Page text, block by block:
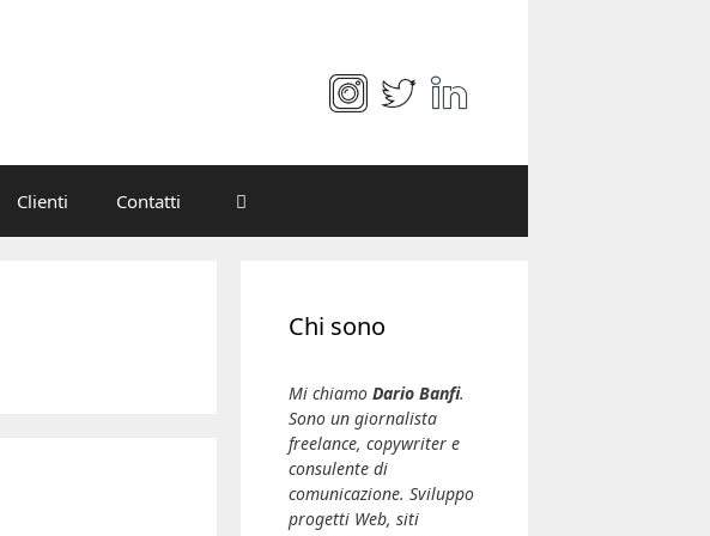
Clienti Contatti
Chi sono
Mi chiamo Dario Banfi.
Sono un giornalista
freelance, copywriter e
consulente di
comunicazione. Sviluppo
progetti Web, siti